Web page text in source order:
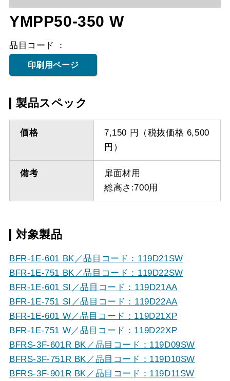
YMPP50-350 W
品目コード
印刷用ページ
製品スペック
価格
7,150 円（税抜価格 6,500
円）
備考
扉面材用
総高さ:700用
対象製品
BFR-1E-601 BK／品目コード：119D21SW
BFR-1E-751 BK／品目コード：119D22SW
BFR-1E-601 SI／品目コード：119D21AA
BFR-1E-751 SI／品目コード：119D22AA
BFR-1E-601 W／品目コード：119D21XP
BFR-1E-751 W／品目コード：119D22XP
BFRS-3F-601R BK／品目コード：119D09SW
BFRS-3F-751R BK／品目コード：119D10SW
BFRS-3F-901R BK／品目コード：119D11SW